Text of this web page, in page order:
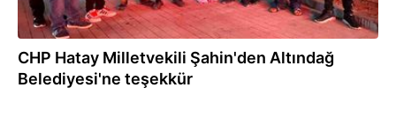
CHP Hatay Milletvekili Şahin'den Altındağ
Belediyesi'ne teşekkür